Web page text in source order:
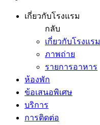
เกี่ยวกับโรงแรม
กลับ
เกี่ยวกับโรงแรม
ภาพถ่าย
รายการอาหาร
ห้องพัก
ข้อเสนอพิเศษ
บริการ
การติดต่อ